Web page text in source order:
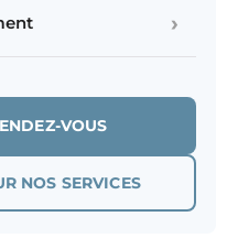
›
VOUS
NOS SERVICES